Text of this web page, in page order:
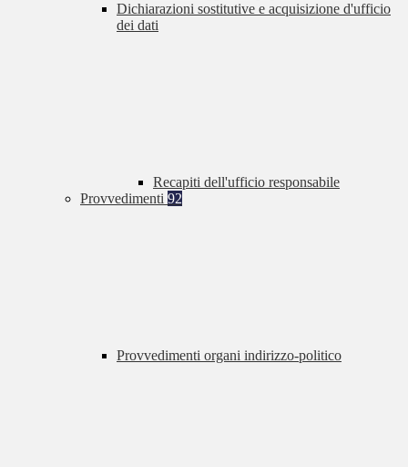
Dichiarazioni sostitutive e acquisizione d'ufficio
dei dati
Recapiti dell'ufficio responsabile
Provvedimenti 92
Provvedimenti organi indirizzo-politico